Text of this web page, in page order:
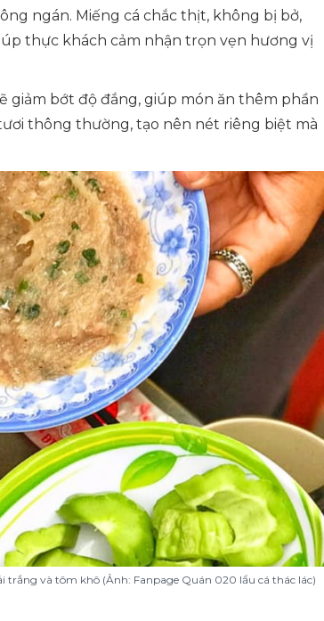
ngán. Miếng cá chắc thịt, không bị bở,
thực khách cảm nhận trọn vẹn hương vị
giảm bớt độ đắng, giúp món ăn thêm phần
thông thường, tạo nên nét riêng biệt mà
và tôm khô (Ảnh: Fanpage Quán 020 lẩu cá thác lác)